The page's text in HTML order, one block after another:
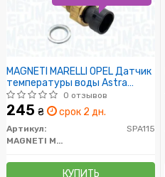
MAGNETI MARELLI OPEL Датчик
температуры воды Astra
G,Insignia,Vectra B/C,Chevrolet
Aveo,Lacetti,Daewoo
Lanos,lada
0 отзывов
245 ₴ срок 2 дн.
Артикул:
SPA115
MAGNETI MARELLI
КУПИТЬ